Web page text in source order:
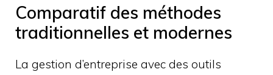
Comparatif des méthodes
traditionnelles et modernes
La gestion d’entreprise avec des outils